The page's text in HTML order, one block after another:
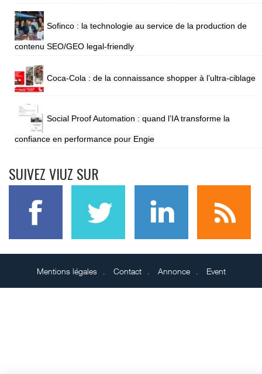
Sofinco : la technologie au service de la production de
contenu SEO/GEO legal-friendly
Coca-Cola : de la connaissance shopper à l’ultra-ciblage
Social Proof Automation : quand l’IA transforme la
confiance en performance pour Engie
SUIVEZ VIUZ SUR
Mentions légales Contact Annonce Event